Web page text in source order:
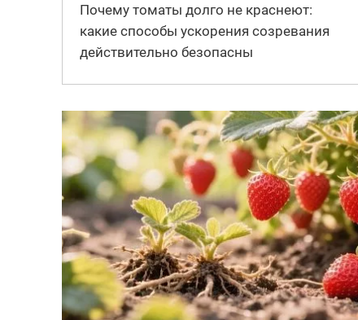
Почему томаты долго не краснеют:
какие способы ускорения созревания
действительно безопасны